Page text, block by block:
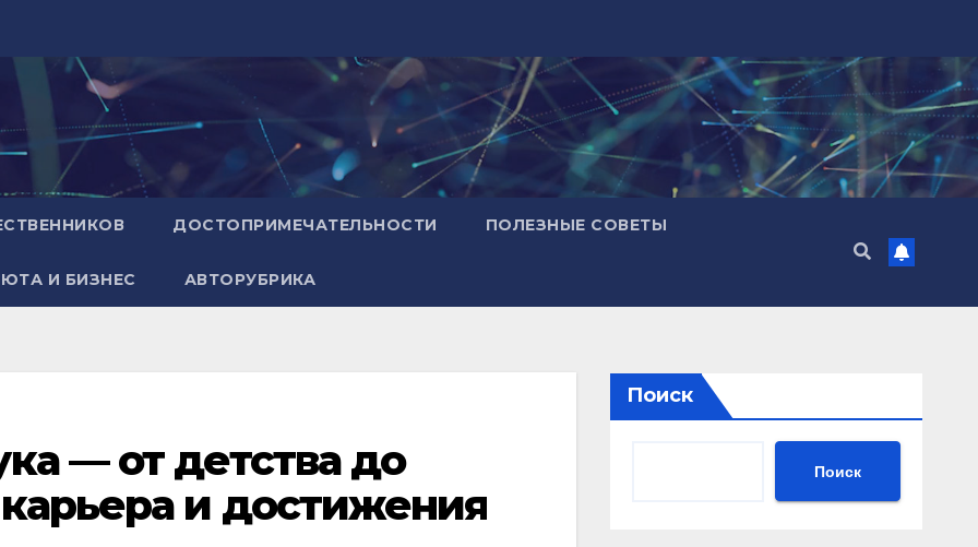
ДОСТОПРИМЕЧАТЕЛЬНОСТИ ПОЛЕЗНЫЕ СОВЕТЫ
И БИЗНЕС АВТОРУБРИКА
— от детства до
и достижения
Поиск
Поиск